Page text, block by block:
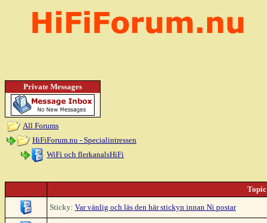
Private Messages
All Forums
HiFiForum.nu - Specialintressen
WiFi och flerkanalsHiFi
Topic
Sticky: Var vänlig och läs den här stickyn innan Ni postar